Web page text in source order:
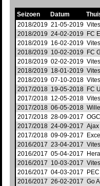
Seizoen Datum
2018/2019 21-05-2019
2018/2019 24-02-2019 FC
2018/2019 16-02-2019
2018/2019 10-02-2019 FC
2018/2019 02-02-2019
2018/2019 18-01-2019
2018/2019 07-10-2018
2017/2018 19-05-2018 FC
2017/2018 12-05-2018
2017/2018 06-05-2018
2017/2018 28-09-2017
2017/2018 24-09-2017 Ajax
2017/2018 09-09-2017
2016/2017 23-04-2017
2016/2017 05-04-2017
2016/2017 10-03-2017
2016/2017 04-03-2017
2016/2017 26-02-2017 Go